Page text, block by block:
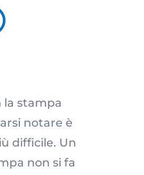
la stampa
notare è
difficile. Un
non si fa